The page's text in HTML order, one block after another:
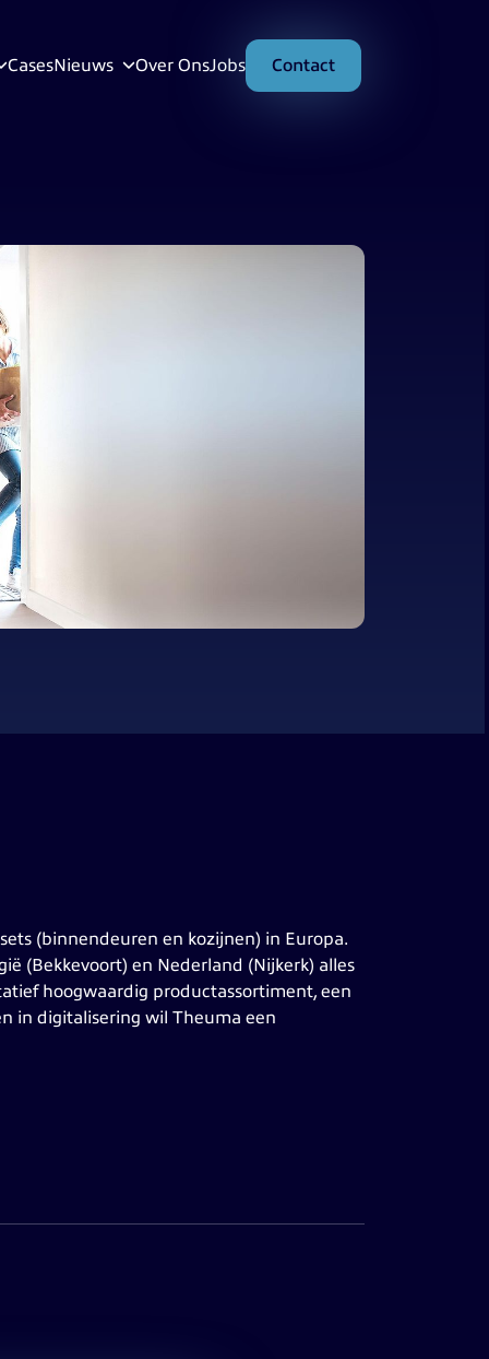
CasesNieuws Over OnsJobs Contact
(binnendeuren en kozijnen) in Europa.
(Bekkevoort) en Nederland (Nijkerk) alles
hoogwaardig productassortiment, een
in digitalisering wil Theuma een